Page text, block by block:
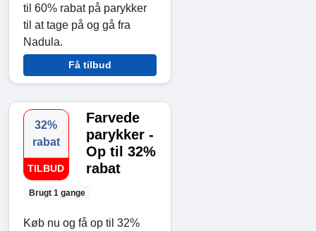
til 60% rabat på parykker
til at tage på og gå fra
Nadula.
Få tilbud
32%
rabat
TILBUD
Brugt 1 gange
Farvede
parykker -
Op til 32%
rabat
Køb nu og få op til 32%